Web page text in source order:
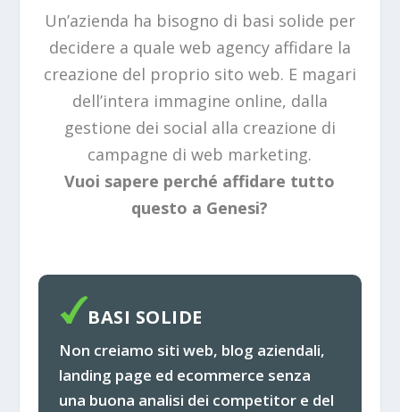
Un’azienda ha bisogno di basi solide per
decidere a quale web agency affidare la
creazione del proprio sito web. E magari
dell’intera immagine online, dalla
gestione dei social alla creazione di
campagne di web marketing.
Vuoi sapere perché affidare tutto
questo a Genesi?
BASI SOLIDE
Non creiamo siti web, blog aziendali,
landing page ed ecommerce senza
una buona analisi dei competitor e del